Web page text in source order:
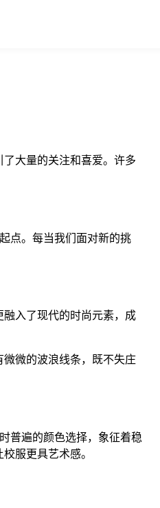
大量的关注和喜爱。许多
点。每当我们面对新的挑
入了现代的时尚元素，成
微的波浪线条，既不失庄
普遍的颜色选择，象征着稳
服更具艺术感。